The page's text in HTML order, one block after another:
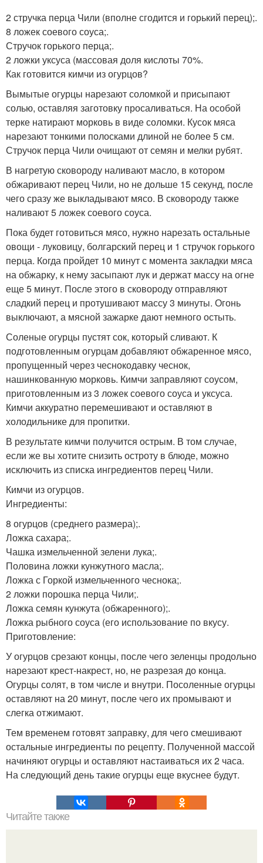
2 стручка перца Чили (вполне сгодится и горький перец);.
8 ложек соевого соуса;.
Стручок горького перца;.
2 ложки уксуса (массовая доля кислоты 70%.
Как готовится кимчи из огурцов?
Вымытые огурцы нарезают соломкой и присыпают
солью, оставляя заготовку просаливаться. На особой
терке натирают морковь в виде соломки. Кусок мяса
нарезают тонкими полосками длиной не более 5 см.
Стручок перца Чили очищают от семян и мелки рубят.
В нагретую сковороду наливают масло, в котором
обжаривают перец Чили, но не дольше 15 секунд, после
чего сразу же выкладывают мясо. В сковороду также
наливают 5 ложек соевого соуса.
Пока будет готовиться мясо, нужно нарезать остальные
овощи - луковицу, болгарский перец и 1 стручок горького
перца. Когда пройдет 10 минут с момента закладки мяса
на обжарку, к нему засыпают лук и держат массу на огне
еще 5 минут. После этого в сковороду отправляют
сладкий перец и протушивают массу 3 минуты. Огонь
выключают, а мясной зажарке дают немного остыть.
Соленые огурцы пустят сок, который сливают. К
подготовленным огурцам добавляют обжаренное мясо,
пропущенный через чеснокодавку чеснок,
нашинкованную морковь. Кимчи заправляют соусом,
приготовленным из 3 ложек соевого соуса и уксуса.
Кимчи аккуратно перемешивают и оставляют в
холодильнике для пропитки.
В результате кимчи получится острым. В том случае,
если же вы хотите снизить остроту в блюде, можно
исключить из списка ингредиентов перец Чили.
Кимчи из огурцов.
Ингредиенты:
8 огурцов (среднего размера);.
Ложка сахара;.
Чашка измельченной зелени лука;.
Половина ложки кунжутного масла;.
Ложка с Горкой измельченного чеснока;.
2 ложки порошка перца Чили;.
Ложка семян кунжута (обжаренного);.
Ложка рыбного соуса (его использование по вкусу.
Приготовление:
У огурцов срезают концы, после чего зеленцы продольно
нарезают крест-накрест, но, не разрезая до конца.
Огурцы солят, в том числе и внутри. Посоленные огурцы
оставляют на 20 минут, после чего их промывают и
слегка отжимают.
Тем временем готовят заправку, для чего смешивают
остальные ингредиенты по рецепту. Полученной массой
начиняют огурцы и оставляют настаиваться их 2 часа.
На следующий день такие огурцы еще вкуснее будут.
Читайте также